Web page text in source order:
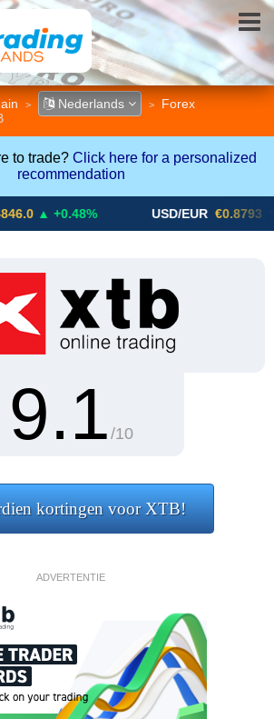
> Nederlands >
Forex
to trade? Click here for a personalized
recommendation
USD/EUR €0.8793 ▼
9.1 /10
kortingen voor XTB!
ADVERTENTIE